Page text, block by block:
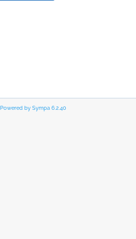
Powered by Sympa 6.2.40